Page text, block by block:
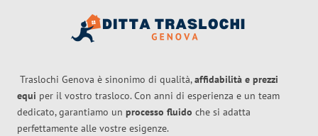
Traslochi Genova è sinonimo di qualità,affidabilità e prezzi
equi per il vostro trasloco. Con anni di esperienza e un team
dedicato, garantiamo un processo fluido che si adatta
perfettamente alle vostre esigenze.